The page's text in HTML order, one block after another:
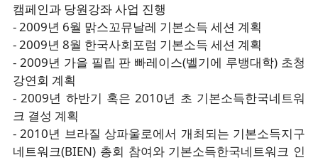
캠페인과 당원강좌 사업 진행
- 2009년 6월 맑스꼬뮤날레 기본소득 세션 계획
- 2009년 8월 한국사회포럼 기본소득 세션 계획
- 2009년 가을 필립 판 빠레이스(벨기에 루뱅대학) 초청
강연회 계획
- 2009년 하반기 혹은 2010년 초 기본소득한국네트워
크 결성 계획
- 2010년 브라질 상파울로에서 개최되는 기본소득지구
네트워크(BIEN) 총회 참여와 기본소득한국네트워크 인